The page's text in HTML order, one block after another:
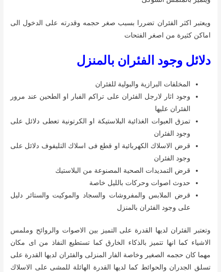
ويعتبر اكثر الفئران تضررا بسبب صغر حجمه وقدرته على الدخول الى
اماكن كثيرة من اصغر الفتحات
دلائل وجود الفئران بالمنزل
المخلفات البرازية والبولية للفئران
وجود اثار لارجل الفئران على تراكم الفبار او الطحين عند مرور
الفئران عليها
تمزق العبوات الغذائية البلاستيكة او الكرتونية تعطى دلائل على
وجود الفئران
قرض الاسلاك الكهربائية او قطع فى اسلاك التليفوف دلائل على
وجود الفئران
قرض التمديدات الصحية المصنوعة من البلاستيك
حدوث اصوات وحركات بالليل خاصة
قرض الملابس والمفروشات والسجاد والموكيت والستائر دليل
على وجود الفئران بالمنزل
وتعتبر الفئران لديها القدرة على التميز بين الاصوات والروائح وملمس
الاشياء كما انها تتميز بالذكاء الخارق كما تستطيع النفاذ من اى مكان
مهما كان حجمه الصغير وخاصة الفار المنزلى والفئران لديها القدرة على
تسلق الجدران والحوائط كما لديها القدرة الهائلة للمشى على الاسلاك